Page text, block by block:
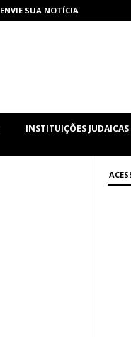
ENVIE SUA NOTÍCIA
INSTITUIÇÕES JUDAICAS